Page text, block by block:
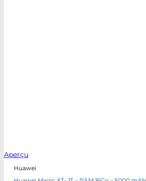
Aperçu
Huawei